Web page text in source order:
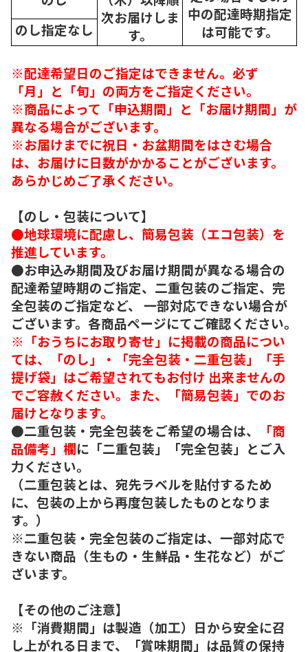
中の配達時期指定
は可能です。
次お届けしま
す。
のし指定なし
※配達希望日のご指定はできません。必ず
「月」と「旬」の両方をご指定ください。
※商品によって「申込期間」と「お届け期間」が
異なる場合がございます。
※お届けまでに祝日・お盆期間をはさむ場合
は、お届けに日数がかかることがございます。
あらかじめご了承ください。
【のし・包装について】
●地球環境に配慮し、簡易包装（エコ包装）を
推進しています。
●お申込み期間及びお届け期間が異なる場合の
配達希望時期のご指定、二重包装のご指定、完
全包装のご指定など、 一部対応できない場合が
ございます。各商品ページにてご確認ください。
※「おうちにお取り寄せ」に掲載の商品につい
ては、「のし」・「完全包装・二重包装」「手
提げ袋」はご希望されてもお付け 出来ませんの
でご容赦ください。また、「簡易包装」でのお
届けとなります。
●二重包装・完全包装をご希望の場合は、
「商
品備考」欄に「二重包装」「完全包装」とご入
力ください。
（二重包装とは、宛先ラベルを貼付するため
に、包装の上から再度包装したものとなりま
す。）
※二重包装・完全包装のご指定は、一部対応で
きない商品（生もの・生鮮品・生花など）がご
ざいます。
【その他のご注意】
※「消費期間」は製造（加工）日から安全に召
し上がれる日まで、「賞味期間」は品質の保持